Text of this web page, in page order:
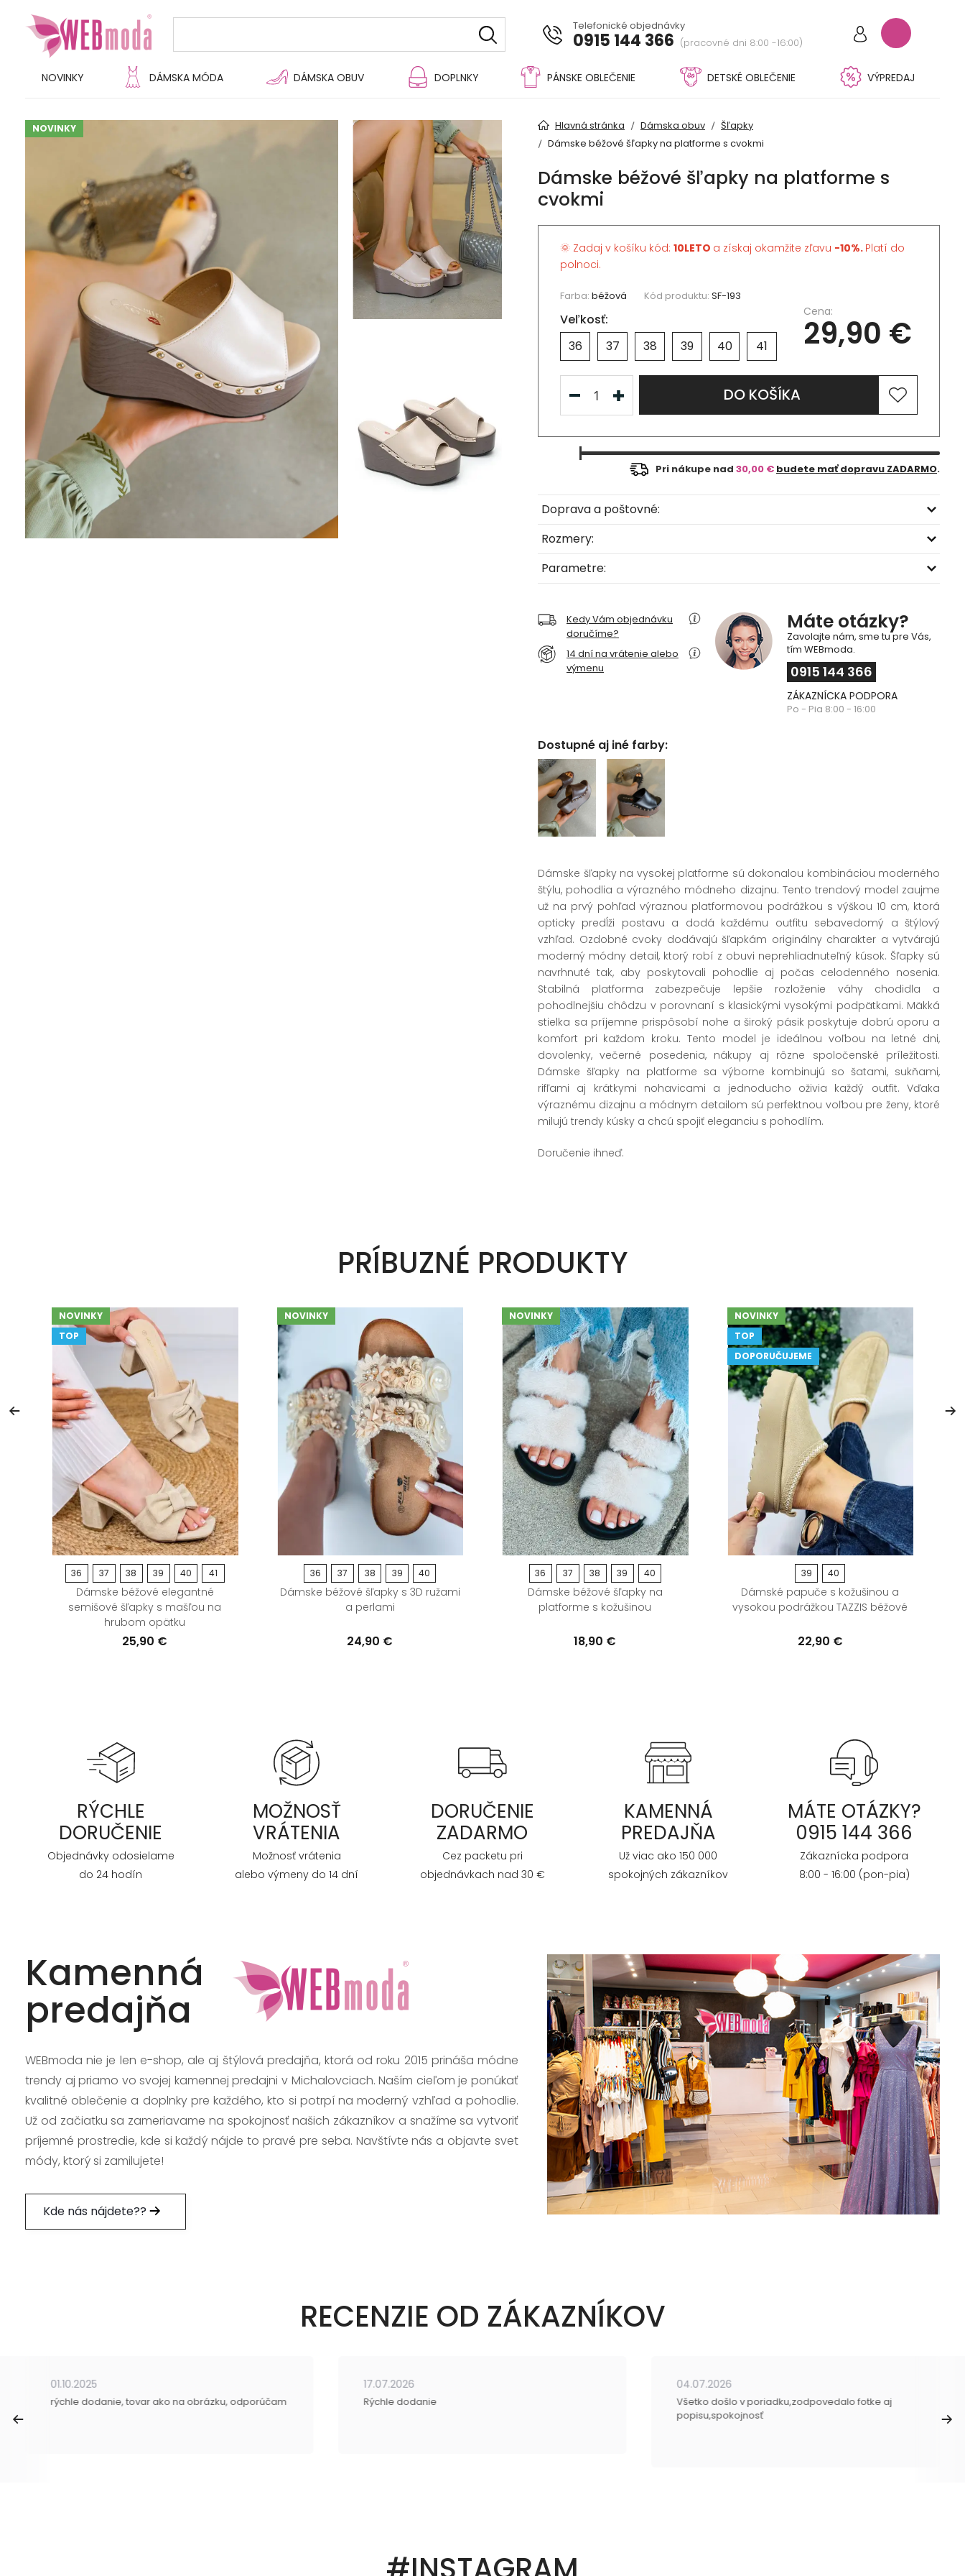
Telefonické objednávky
0915 144 366 (pracovné dni 8:00 -16:00)
NOVINKY DÁMSKA MÓDA DÁMSKA OBUV DOPLNKY PÁNSKE OBLEČENIE DETSKÉ OBLEČENIE VÝPREDAJ
NOVINKY Hlavná stránka Dámska obuv
Šľapky
Dámske béžové šľapky na platforme s cvokmi
Dámske béžové šľapky na platforme s
cvokmi
🌞 Zadaj v košíku kód: 10LETO a získaj okamžite zľavu -10%. Platí do
polnoci.
Farba: béžová Kód produktu: SF-193
Veľkosť:
36
37 38 39 40 41
Cena:
29,90 €
DO KOŠÍKA
Pri nákupe nad 30,00 € budete mať dopravu ZADARMO.
Doprava a poštovné:
Rozmery:
Parametre:
Kedy Vám objednávku
doručíme?
14 dní na vrátenie alebo
výmenu
Máte otázky?
Zavolajte nám, sme tu pre Vás,
tím WEBmoda.
0915 144 366
ZÁKAZNÍCKA PODPORA
Po - Pia 8:00 - 16:00
Dostupné aj iné farby:
Dámske šľapky na vysokej platforme sú dokonalou kombináciou moderného
štýlu, pohodlia a výrazného módneho dizajnu. Tento trendový model zaujme
už na prvý pohľad výraznou platformovou podrážkou s výškou 10 cm, ktorá
opticky predĺži postavu a dodá každému outfitu sebavedomý a štýlový
vzhľad. Ozdobné cvoky dodávajú šľapkám originálny charakter a vytvárajú
moderný módny detail, ktorý robí z obuvi neprehliadnuteľný kúsok. Šľapky sú
navrhnuté tak, aby poskytovali pohodlie aj počas celodenného nosenia.
Stabilná platforma zabezpečuje lepšie rozloženie váhy chodidla a
pohodlnejšiu chôdzu v porovnaní s klasickými vysokými podpätkami. Mäkká
stielka sa príjemne prispôsobí nohe a široký pásik poskytuje dobrú oporu a
komfort pri každom kroku. Tento model je ideálnou voľbou na letné dni,
dovolenky, večerné posedenia, nákupy aj rôzne spoločenské príležitosti.
Dámske šľapky na platforme sa výborne kombinujú so šatami, sukňami,
rifľami aj krátkymi nohavicami a jednoducho oživia každý outfit. Vďaka
výraznému dizajnu a módnym detailom sú perfektnou voľbou pre ženy, ktoré
milujú trendy kúsky a chcú spojiť eleganciu s pohodlím.
Doručenie ihneď.
PRÍBUZNÉ PRODUKTY
NOVINKY
TOP
36 37 38 39 40 41
Dámske béžové elegantné
semišové šľapky s mašľou na
hrubom opätku
25,90 €
NOVINKY
36 37 38 39 40
Dámske béžové šľapky s 3D ružami
a perlami
24,90 €
NOVINKY
36 37 38 39 40
Dámske béžové šľapky na
platforme s kožušinou
18,90 €
NOVINKY
TOP
DOPORUČUJEME
39 40
Dámské papuče s kožušinou a
vysokou podrážkou TAZZIS béžové
22,90 €
RÝCHLE
DORUČENIE
Objednávky odosielame
do 24 hodín
MOŽNOSŤ
VRÁTENIA
Možnosť vrátenia
alebo výmeny do 14 dní
DORUČENIE
ZADARMO
Cez packetu pri
objednávkach nad 30 €
KAMENNÁ
PREDAJŇA
Už viac ako 150 000
spokojných zákazníkov
MÁTE OTÁZKY?
0915 144 366
Zákaznícka podpora
8:00 - 16:00 (pon-pia)
Kamenná
predajňa
WEBmoda nie je len e-shop, ale aj štýlová predajňa, ktorá od roku 2015 prináša módne
trendy aj priamo vo svojej kamennej predajni v Michalovciach. Naším cieľom je ponúkať
kvalitné oblečenie a doplnky pre každého, kto si potrpí na moderný vzhľad a pohodlie.
Už od začiatku sa zameriavame na spokojnosť našich zákazníkov a snažíme sa vytvoriť
príjemné prostredie, kde si každý nájde to pravé pre seba. Navštívte nás a objavte svet
módy, ktorý si zamilujete!
Kde nás nájdete??
RECENZIE OD ZÁKAZNÍKOV
01.10.2025
rýchle dodanie, tovar ako na obrázku, odporúčam
17.07.2026
Rýchle dodanie
04.07.2026
Všetko došlo v poriadku,zodpovedalo fotke aj
popisu,spokojnosť